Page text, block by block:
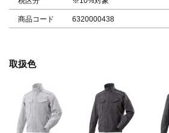
商品コード 6320000438
取扱色